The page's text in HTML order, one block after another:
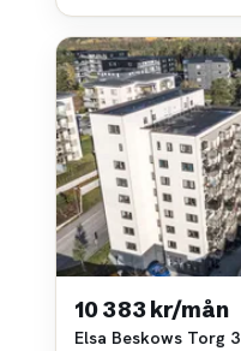
10 383 kr/mån
Elsa Beskows Torg 3